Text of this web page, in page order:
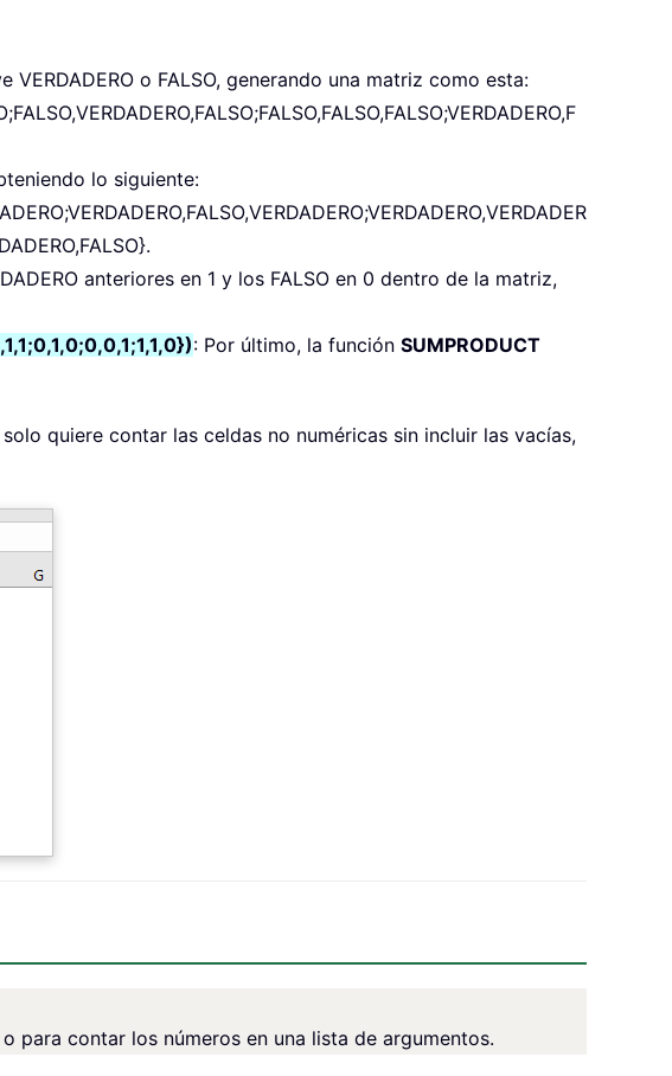
o FALSO, generando una matriz como esta:
lo siguiente:
anteriores en 1 y los FALSO en 0 dentro de la matriz,
: Por último, la función SUMPRODUCT
quiere contar las celdas no numéricas sin incluir las vacías,
para contar los números en una lista de argumentos.